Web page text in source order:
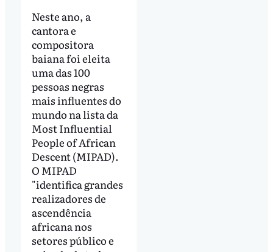
Neste ano, a
cantora e
compositora
baiana foi eleita
uma das 100
pessoas negras
mais influentes do
mundo na lista da
Most Influential
People of African
Descent (MIPAD).
O MIPAD
"identifica grandes
realizadores de
ascendência
africana nos
setores público e